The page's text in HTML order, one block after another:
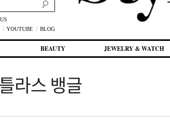
YOUTUBE BLOG
BEAUTY JEWELRY & WATCH
라스 뱅글